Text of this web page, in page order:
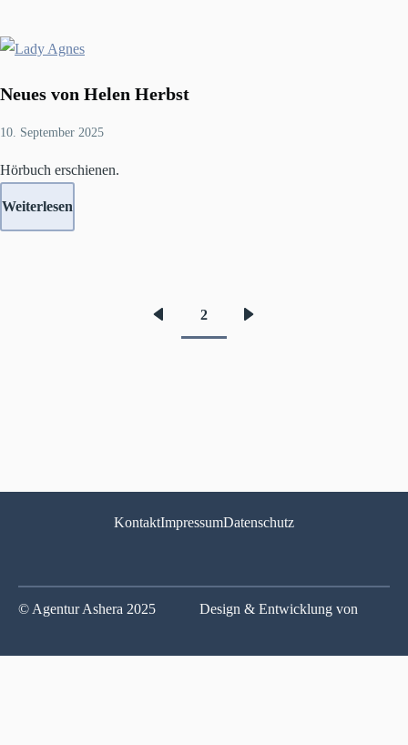
Neues von Helen Herbst
10. September 2025
Hörbuch erschienen.
Weiterlesen
2
KontaktImpressumDatenschutz
© Agentur Ashera 2025 Design & Entwicklung von